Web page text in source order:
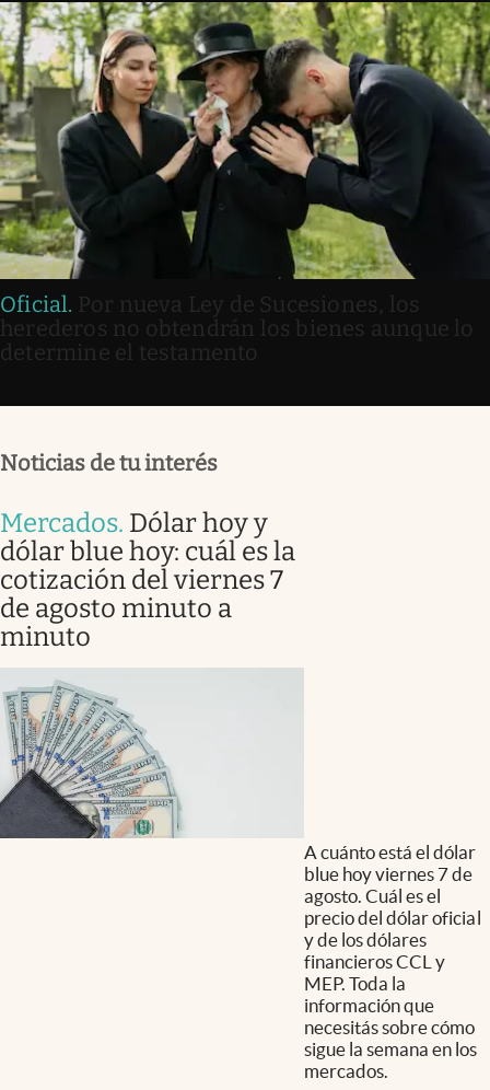
Oficial. Por nueva Ley de Sucesiones, los
herederos no obtendrán los bienes aunque lo
determine el testamento
Noticias de tu interés
Mercados. Dólar hoy y
dólar blue hoy: cuál es la
cotización del viernes 7
de agosto minuto a
minuto
A cuánto está el dólar
blue hoy viernes 7 de
agosto. Cuál es el
precio del dólar oficial
y de los dólares
financieros CCL y
MEP. Toda la
información que
necesitás sobre cómo
sigue la semana en los
mercados.